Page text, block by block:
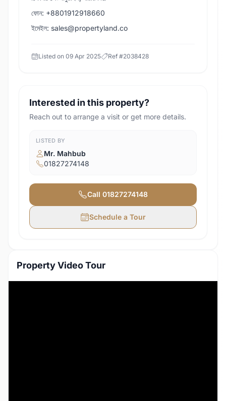
ফোন: +8801912918660
ইমেইল: sales@propertyland.co
Listed on 09 Apr 2025 Ref #2038428
Interested in this property?
Reach out to arrange a visit or get more details.
LISTED BY
Mr. Mahbub
01827274148
Call 01827274148
Schedule a Tour
Property Video Tour